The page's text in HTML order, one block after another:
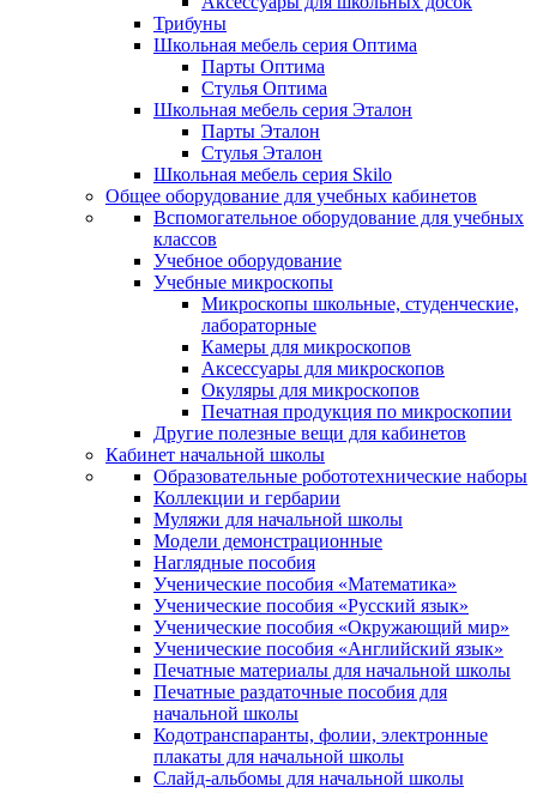
Трибуны
Школьная мебель серия Оптима
Парты Оптима
Стулья Оптима
Школьная мебель серия Эталон
Парты Эталон
Стулья Эталон
Школьная мебель серия Skilo
Общее оборудование для учебных кабинетов
Вспомогательное оборудование для учебных
классов
Учебное оборудование
Учебные микроскопы
Микроскопы школьные, студенческие,
лабораторные
Камеры для микроскопов
Аксессуары для микроскопов
Окуляры для микроскопов
Печатная продукция по микроскопии
Другие полезные вещи для кабинетов
Кабинет начальной школы
Образовательные робототехнические наборы
Коллекции и гербарии
Муляжи для начальной школы
Модели демонстрационные
Наглядные пособия
Ученические пособия «Математика»
Ученические пособия «Русский язык»
Ученические пособия «Окружающий мир»
Ученические пособия «Английский язык»
Печатные материалы для начальной школы
Печатные раздаточные пособия для
начальной школы
Кодотранспаранты, фолии, электронные
плакаты для начальной школы
Слайд-альбомы для начальной школы